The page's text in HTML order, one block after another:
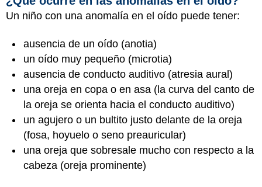
Un niño con una anomalía en el oído puede tener:
ausencia de un oído (anotia)
un oído muy pequeño (microtia)
ausencia de conducto auditivo (atresia aural)
una oreja en copa o en asa (la curva del canto de
la oreja se orienta hacia el conducto auditivo)
un agujero o un bultito justo delante de la oreja
(fosa, hoyuelo o seno preauricular)
una oreja que sobresale mucho con respecto a la
cabeza (oreja prominente)